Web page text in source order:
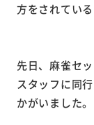
方をされている
先日、麻雀セ
スタッフに同
かがいました。